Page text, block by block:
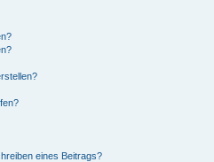
eines Beitrags?